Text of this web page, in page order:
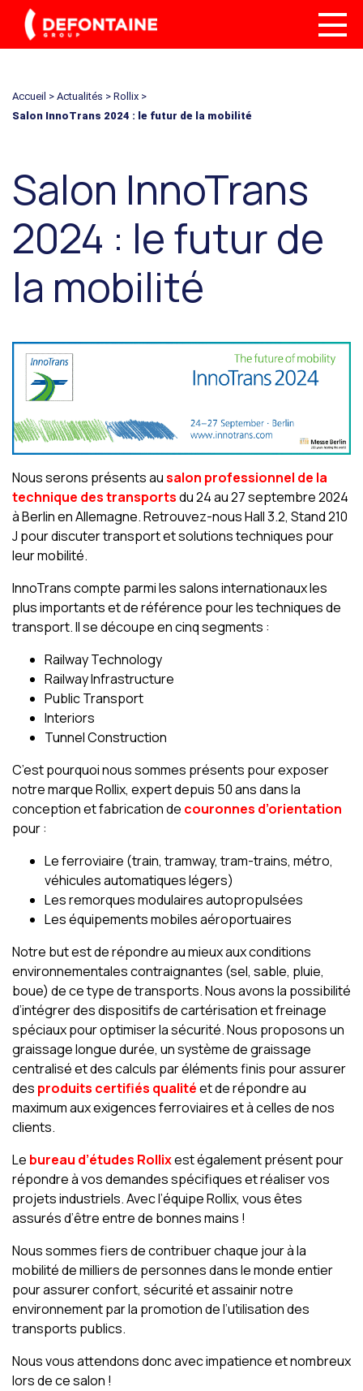
Accueil > Actualités > Rollix >
Salon InnoTrans 2024 : le futur de la mobilité
Salon InnoTrans
2024 : le futur de
la mobilité
Nous serons présents ausalon professionnel de la
technique des transportsdu 24 au 27 septembre 2024
à Berlin en Allemagne. Retrouvez-nous Hall 3.2, Stand 210
J pour discuter transport et solutions techniques pour
leur mobilité.
InnoTrans compte parmi les salons internationaux les
plus importants et de référence pour les techniques de
transport. Il se découpe en cinq segments :
Railway Technology
Railway Infrastructure
Public Transport
Interiors
Tunnel Construction
C’est pourquoi nous sommes présents pour exposer
notre marque Rollix, expert depuis 50 ans dans la
conception et fabrication de couronnes d’orientation
pour :
Le ferroviaire (train, tramway, tram-trains, métro,
véhicules automatiques légers)
Les remorques modulaires autopropulsées
Les équipements mobiles aéroportuaires
Notre but est de répondre au mieux aux conditions
environnementales contraignantes (sel, sable, pluie,
boue) de ce type de transports. Nous avons la possibilité
d’intégrer des dispositifs de cartérisation et freinage
spéciaux pour optimiser la sécurité. Nous proposons un
graissage longue durée, un système de graissage
centralisé et des calculs par éléments finis pour assurer
des produits certifiés qualitéet de répondre au
maximum aux exigences ferroviaires et à celles de nos
clients.
Le bureau d’études Rollixest également présent pour
répondre à vos demandes spécifiques et réaliser vos
projets industriels. Avec l’équipe Rollix, vous êtes
assurés d’être entre de bonnes mains !
Nous sommes fiers de contribuer chaque jour à la
mobilité de milliers de personnes dans le monde entier
pour assurer confort, sécurité et assainir notre
environnement par la promotion de l’utilisation des
transports publics.
Nous vous attendons donc avec impatience et nombreux
lors de ce salon !